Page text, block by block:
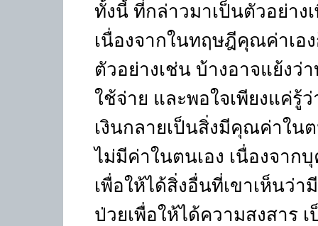
ทั้งนี้ ที่กล่าวมาเป็นตัวอย่าง
เนื่องจากในทฤษฎีคุณค่าเอ
ตัวอย่างเช่น บ้างอาจแย้งว่
ใช้จ่าย และพอใจเพียงแค่รู้
เงินกลายเป็นสิ่งมีคุณค่าใน
ไม่มีค่าในตนเอง เนื่องจา
เพื่อให้ได้สิ่งอื่นที่เขาเห็นว่
ป่วยเพื่อให้ได้ความสงสาร